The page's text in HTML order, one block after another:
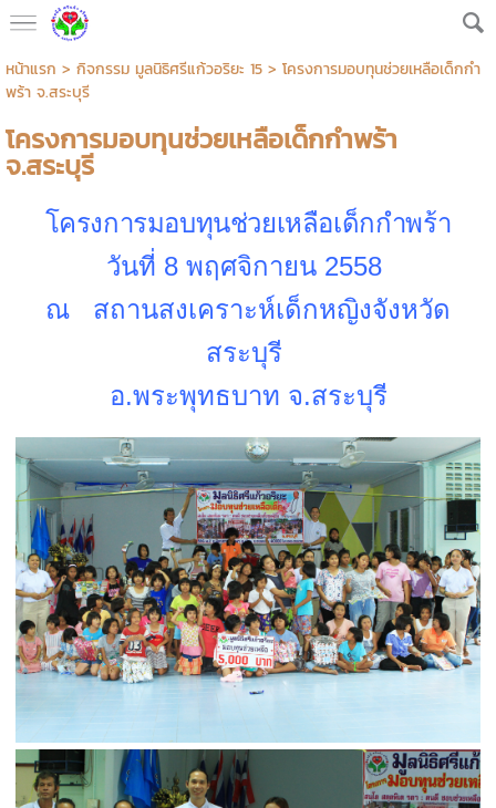
หน้าแรก > กิจกรรม มูลนิธิศรีแก้วอริยะ 15> โครงการมอบทุนช่วยเหลือเด็กกำ
พร้า จ.สระบุรี
โครงการมอบทุนช่วยเหลือเด็กกำพร้า
จ.สระบุรี
โครงการมอบทุนช่วยเหลือเด็กกำพร้า
วันที่ 8 พฤศจิกายน 2558
ณ
สถานสงเคราะห์เด็กหญิงจังหวัด
สระบุรี
อ.พระพุทธบาท จ.สระบุรี